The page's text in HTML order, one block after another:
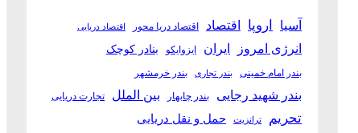
آسیا اروپا اقتصاد اقتصاد دریا محور اقتصاد دریایی
انرژی امروز ایران ایزوایکو بنادر کوچک
بندر امام خمینی بندر تجاری بندر خرمشهر
بندر شهید رجایی بندر چابهار بین الملل تجارت دریایی
تحریم ترانزیت حمل و نقل دریایی